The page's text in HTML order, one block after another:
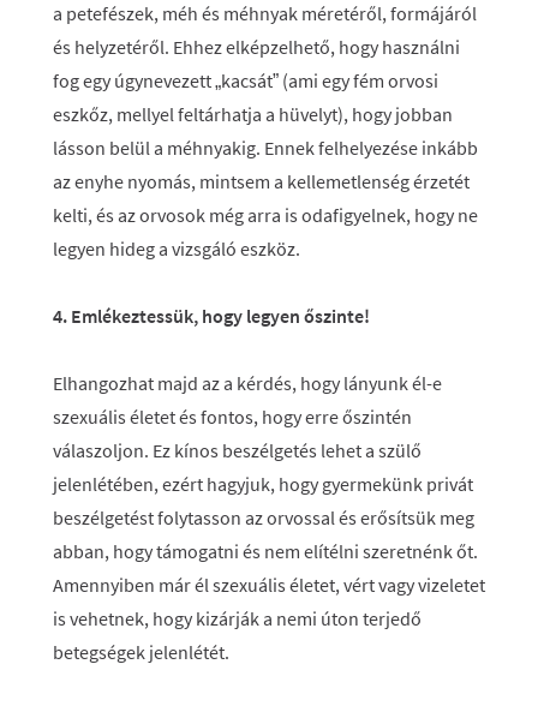
a petefészek, méh és méhnyak méretéről, formájáról
és helyzetéről. Ehhez elképzelhető, hogy használni
fog egy úgynevezett „kacsát” (ami egy fém orvosi
eszkőz, mellyel feltárhatja a hüvelyt), hogy jobban
lásson belül a méhnyakig. Ennek felhelyezése inkább
az enyhe nyomás, mintsem a kellemetlenség érzetét
kelti, és az orvosok még arra is odafigyelnek, hogy ne
legyen hideg a vizsgáló eszköz.
4. Emlékeztessük, hogy legyen őszinte!
Elhangozhat majd az a kérdés, hogy lányunk él-e
szexuális életet és fontos, hogy erre őszintén
válaszoljon. Ez kínos beszélgetés lehet a szülő
jelenlétében, ezért hagyjuk, hogy gyermekünk privát
beszélgetést folytasson az orvossal és erősítsük meg
abban, hogy támogatni és nem elítélni szeretnénk őt.
Amennyiben már él szexuális életet, vért vagy vizeletet
is vehetnek, hogy kizárják a nemi úton terjedő
betegségek jelenlétét.